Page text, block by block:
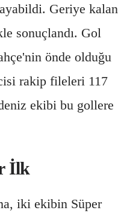
Geriye kalan
sonuçlandı. Gol
önde olduğu
rakip fileleri 117
ekibi bu gollere
İlk
iki ekibin Süper